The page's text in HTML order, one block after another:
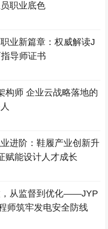
职业底色
业新篇章：权威解读J
导师证书
构师 企业云战略落地的
进阶：鞋履产业创新升
赋能设计人才成长
，从监督到优化——JYP
师筑牢发电安全防线